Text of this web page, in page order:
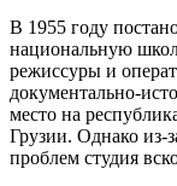
В 1955 году
национальную
режиссуры и
документально-
место на
Грузии. Однако из-
проблем студия